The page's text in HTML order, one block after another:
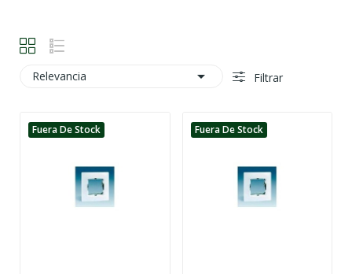
Relevancia  Filtrar
Fuera De Stock Fuera De Stock